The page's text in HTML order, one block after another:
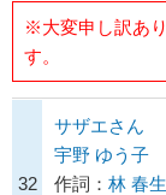
※大変申し訳あ
す。
32
サザエさん
宇野 ゆう子
作詞： 林 春生